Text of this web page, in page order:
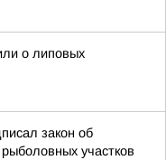
о липовых
закон об
участков